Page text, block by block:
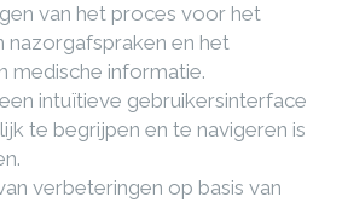
van het proces voor het
nazorgafspraken en het
medische informatie.
intuïtieve gebruikersinterface
te begrijpen en te navigeren is
verbeteringen op basis van